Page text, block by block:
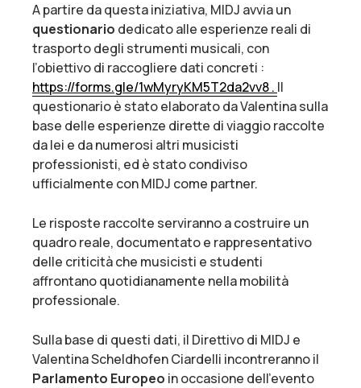
A partire da questa iniziativa, MIDJ avvia un
questionario dedicato alle esperienze reali di
trasporto degli strumenti musicali, con
l’obiettivo di raccogliere dati concreti :
https://forms.gle/1wMyryKM5T2da2vv8 . Il
questionario è stato elaborato da Valentina sulla
base delle esperienze dirette di viaggio raccolte
da lei e da numerosi altri musicisti
professionisti, ed è stato condiviso
ufficialmente con MIDJ come partner.
Le risposte raccolte serviranno a costruire un
quadro reale, documentato e rappresentativo
delle criticità che musicisti e studenti
affrontano quotidianamente nella mobilità
professionale.
Sulla base di questi dati, il Direttivo di MIDJ e
Valentina Scheldhofen Ciardelli incontreranno il
Parlamento Europeo in occasione dell’evento